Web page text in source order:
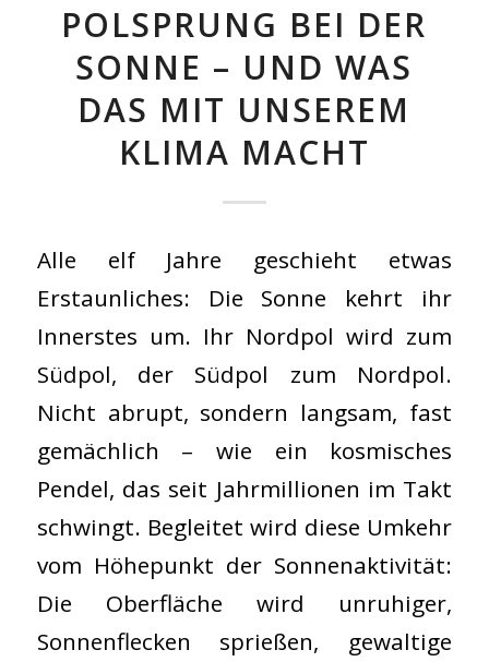
POLSPRUNG BEI DER
SONNE – UND WAS
DAS MIT UNSEREM
KLIMA MACHT
Alle elf Jahre geschieht etwas
Erstaunliches: Die Sonne kehrt ihr
Innerstes um. Ihr Nordpol wird zum
Südpol, der Südpol zum Nordpol.
Nicht abrupt, sondern langsam, fast
gemächlich – wie ein kosmisches
Pendel, das seit Jahrmillionen im Takt
schwingt. Begleitet wird diese Umkehr
vom Höhepunkt der Sonnenaktivität:
Die Oberfläche wird unruhiger,
Sonnenflecken sprießen, gewaltige